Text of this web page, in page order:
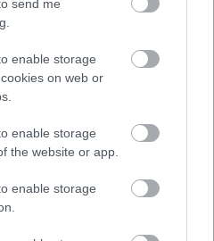
send me
enable storage
on web or
enable storage
the website or app.
enable storage
4.0m
túlkoros
3.7m